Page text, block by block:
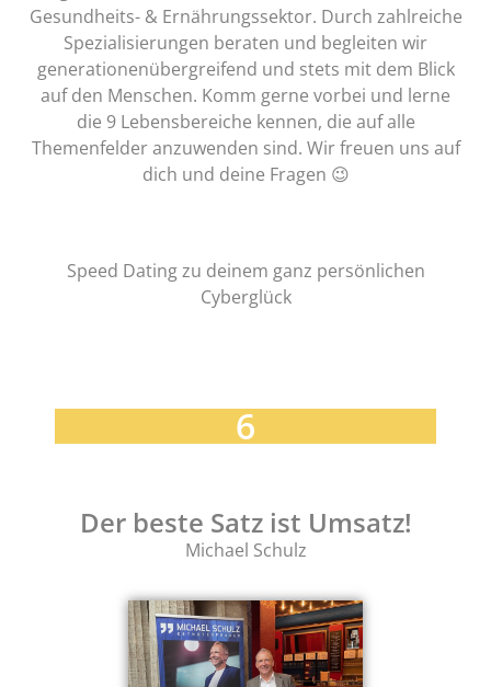
Gesundheits- & Ernährungssektor. Durch zahlreiche
Spezialisierungen beraten und begleiten wir
generationenübergreifend und stets mit dem Blick
auf den Menschen. Komm gerne vorbei und lerne
die 9 Lebensbereiche kennen, die auf alle
Themenfelder anzuwenden sind. Wir freuen uns auf
dich und deine Fragen 😉
Speed Dating zu deinem ganz persönlichen
Cyberglück
6
Der beste Satz ist Umsatz!
Michael Schulz